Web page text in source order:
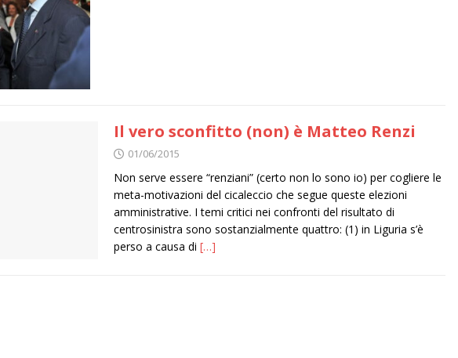
Il vero sconfitto (non) è Matteo Renzi
01/06/2015
Non serve essere “renziani” (certo non lo sono io) per cogliere le
meta-motivazioni del cicaleccio che segue queste elezioni
amministrative. I temi critici nei confronti del risultato di
centrosinistra sono sostanzialmente quattro: (1) in Liguria s’è
perso a causa di […]